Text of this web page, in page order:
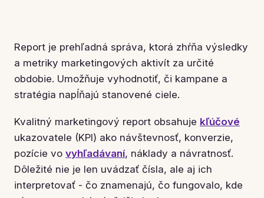
Report je prehľadná správa, ktorá zhŕňa výsledky
a metriky marketingových aktivít za určité
obdobie. Umožňuje vyhodnotiť, či kampane a
stratégia napĺňajú stanovené ciele.
Kvalitný marketingový report obsahuje kľúčové
ukazovatele (KPI) ako návštevnosť, konverzie,
pozície vo vyhľadávaní, náklady a návratnosť.
Dôležité nie je len uvádzať čísla, ale aj ich
interpretovať - čo znamenajú, čo fungovalo, kde